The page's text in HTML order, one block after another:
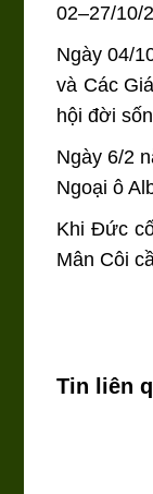
02–27/10/
Ngày 04/
và Các
hội đời
Ngày 6/2
Ngoại ô
Khi Đức
Mân Côi
Tin liên